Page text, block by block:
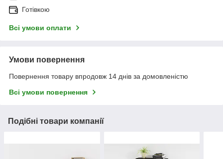
Готівкою
Всі умови оплати
Умови повернення
Повернення товару впродовж 14 днів за домовленістю
Всі умови повернення
Подібні товари компанії